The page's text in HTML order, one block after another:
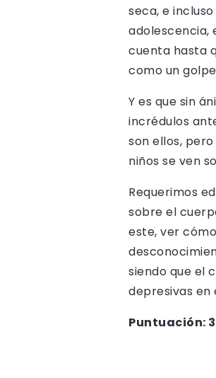
seca, e
adolescencia,
cuenta hasta
como un
Y es que sin
incrédulos
son ellos,
niños se ven
Requerimos
sobre el
este, ver
siendo que el
depresivas en
Puntuación: